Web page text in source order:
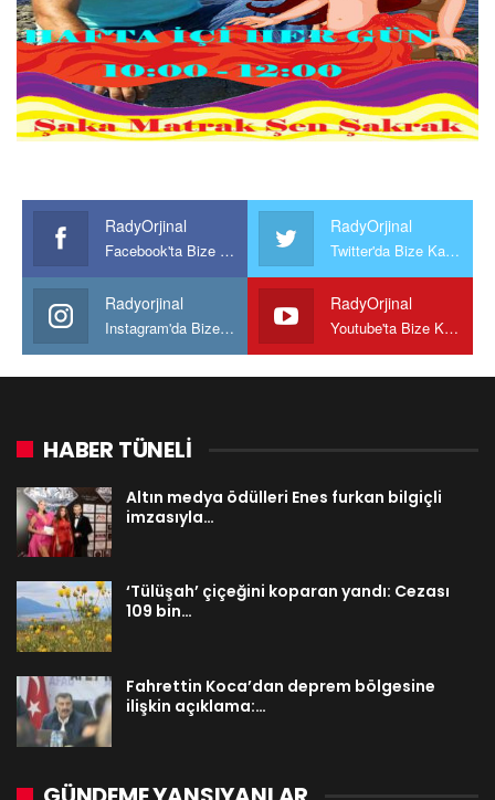
RadyOrjinal
Facebook'ta Bize Katılın
RadyOrjinal
Twitter'da Bize Katılın
Radyorjinal
Instagram'da Bize katılın
RadyOrjinal
Youtube'ta Bize Katılın
HABER TÜNELİ
Altın medya ödülleri Enes furkan bilgiçli
imzasıyla…
‘Tülüşah’ çiçeğini koparan yandı: Cezası
109 bin…
Fahrettin Koca’dan deprem bölgesine
ilişkin açıklama:…